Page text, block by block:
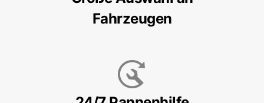
Fahrzeugen